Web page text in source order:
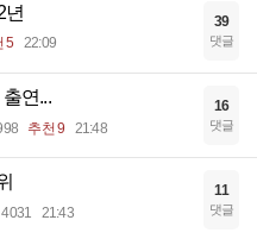
년
5 22:09
39
댓글
연...
추천 9 21:48
16
댓글
21:43
11
댓글